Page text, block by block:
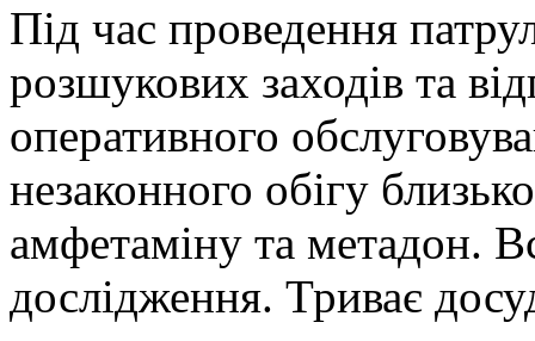
Під час проведення
розшукових заходів та
оперативного
незаконного обігу
амфетаміну та метадон.
дослідження. Триває